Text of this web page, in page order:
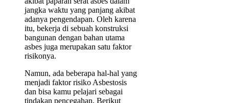
jangka waktu yang panjang akibat
adanya pengendapan. Oleh karena
itu, bekerja di sebuah konstruksi
bangunan dengan bahan utama
asbes juga merupakan satu faktor
risikonya.
Namun, ada beberapa hal-hal yang
menjadi faktor risiko Asbestosis
dan bisa kamu pelajari sebagai
tindakan pencegahan. Berikut